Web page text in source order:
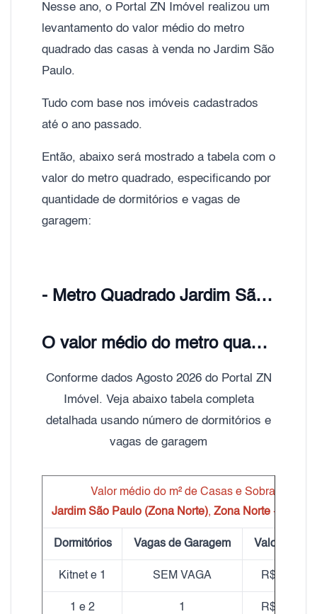
Nesse ano, o Portal ZN Imóvel realizou um
levantamento do valor médio do metro
quadrado das casas à venda no Jardim São
Paulo.
Tudo com base nos imóveis cadastrados
até o ano passado.
Então, abaixo será mostrado a tabela com o
valor do metro quadrado, especificando por
quantidade de dormitórios e vagas de
garagem:
- Metro Quadrado Jardim São Paulo (Zona Norte), Zona Norte de São Paulo;
O valor médio do metro quadrado de Casas e Sobrados Jardim São Paulo (Zona Norte) é de R$ 5.200,00
Conforme dados Agosto 2026 do Portal ZN
Imóvel. Veja abaixo tabela completa
detalhada usando número de dormitórios e
vagas de garagem
Valor médio do m² de Casas e Sobrados
Jardim São Paulo (Zona Norte), Zona Norte - São
Dormitórios Vagas de Garagem Valor médio
Kitnet e 1 SEM VAGA R$
1 e 2 1 R$